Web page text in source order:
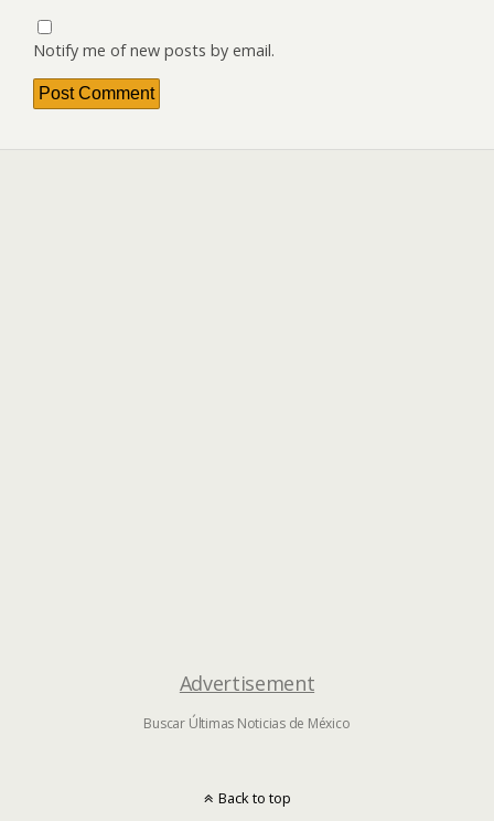
Notify me of new posts by email.
Advertisement
Buscar Últimas Noticias de México
Back to top